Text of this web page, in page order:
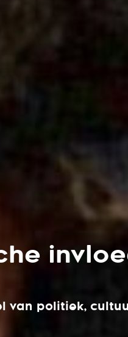
van politiek,